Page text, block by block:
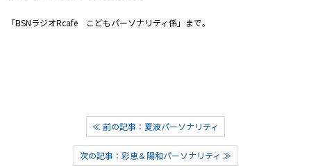
「BSNラジオRcafe こどもパーソナリティ係」まで。
≪ 前の記事：夏波パーソナリティ
次の記事：彩恵＆陽和パーソナリティ ≫